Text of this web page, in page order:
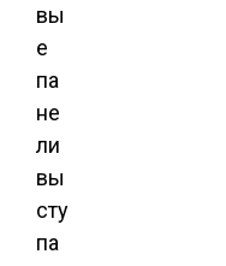
вы
е
па
не
ли
вы
сту
па